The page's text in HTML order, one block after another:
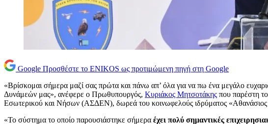
Google Προσθέστε το ENIKOS ως προτιμώμενη πηγή στη Google
«Βρίσκομαι σήμερα μαζί σας πρώτα και πάνω απ’ όλα για να πω ένα μεγάλο
Δυνάμεών μας», ανέφερε ο Πρωθυπουργός, Κυριάκος Μητσοτάκης που παρέστη
Εσωτερικού και Νήσων (ΑΣΔΕΝ), δωρεά του κοινωφελούς ιδρύματος
«Το σύστημα το οποίο παρουσιάστηκε σήμερα έχει πολύ σημαντικές